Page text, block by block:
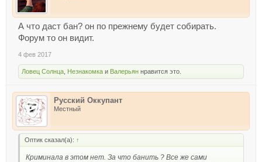
А что даст бан? он по прежнему будет собирать.
Форум то он видит.
4 фев 2017
Ловец Солнца Незнакомка и Валерьян нравится это.
Русский Оккупант
Местный
Оптик сказал(а): ↑
Криминала в этом нет. За что банить ? Все же сами